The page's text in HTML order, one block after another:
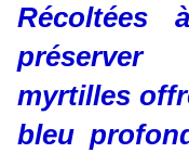
myrtilles
bleu